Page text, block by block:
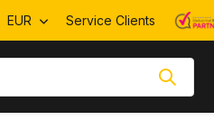
EUR Service Clients